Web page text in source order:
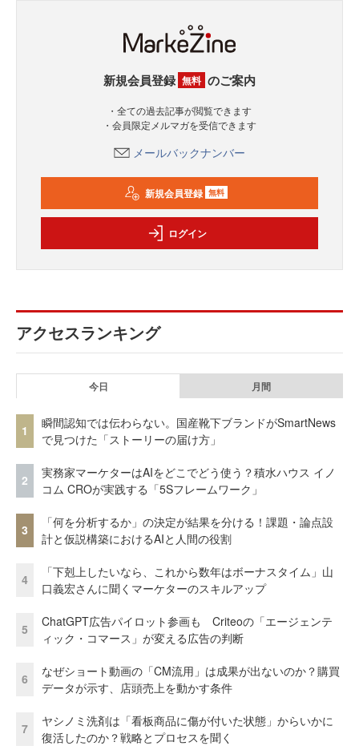
新規会員登録 無料 のご案内
・全ての過去記事が閲覧できます
・会員限定メルマガを受信できます
メールバックナンバー
新規会員登録 無料
ログイン
アクセスランキング
今日 月間
1
瞬間認知では伝わらない。国産靴下ブランドがSmartNews
で見つけた「ストーリーの届け方」
2
実務家マーケターはAIをどこでどう使う？積水ハウス イノ
コム CROが実践する「5Sフレームワーク」
3
「何を分析するか」の決定が結果を分ける！課題・論点設
計と仮説構築におけるAIと人間の役割
4
「下剋上したいなら、これから数年はボーナスタイム」山
口義宏さんに聞くマーケターのスキルアップ
5
ChatGPT広告パイロット参画も Criteoの「エージェンテ
ィック・コマース」が変える広告の判断
6
なぜショート動画の「CM流用」は成果が出ないのか？購買
データが示す、店頭売上を動かす条件
7
ヤシノミ洗剤は「看板商品に傷が付いた状態」からいかに
復活したのか？戦略とプロセスを聞く